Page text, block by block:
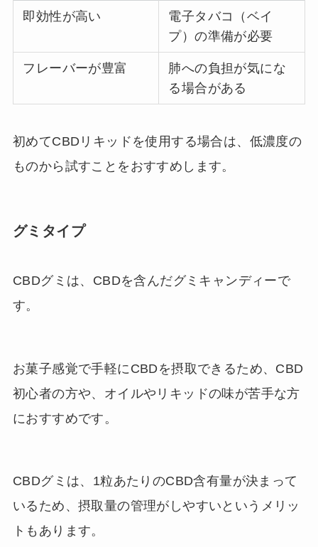
即効性が高い
電子タバコ（ベイ
プ）の準備が必要
フレーバーが豊富
肺への負担が気にな
る場合がある
初めてCBDリキッドを使用する場合は、低濃度の
ものから試すことをおすすめします。
グミタイプ
CBDグミは、CBDを含んだグミキャンディーで
す。
お菓子感覚で手軽にCBDを摂取できるため、CBD
初心者の方や、オイルやリキッドの味が苦手な方
におすすめです。
CBDグミは、1粒あたりのCBD含有量が決まって
いるため、摂取量の管理がしやすいというメリッ
トもあります。